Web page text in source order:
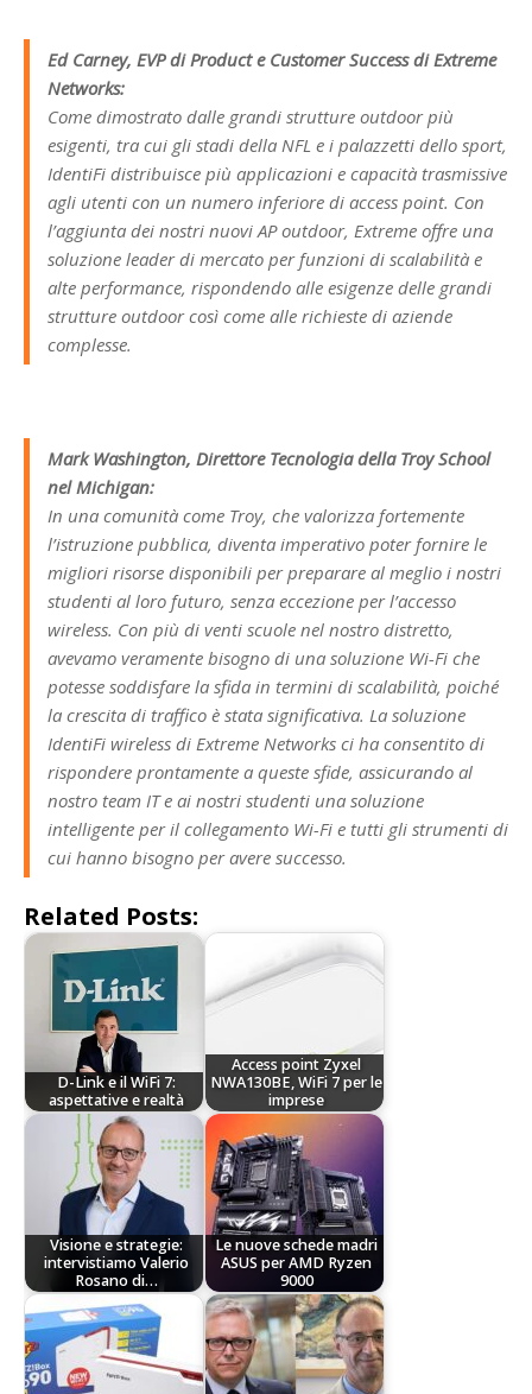
Ed Carney, EVP di Product e Customer Success di Extreme
Networks:
Come dimostrato dalle grandi strutture outdoor più
esigenti, tra cui gli stadi della NFL e i palazzetti dello sport,
IdentiFi distribuisce più applicazioni e capacità trasmissive
agli utenti con un numero inferiore di access point. Con
l’aggiunta dei nostri nuovi AP outdoor, Extreme offre una
soluzione leader di mercato per funzioni di scalabilità e
alte performance, rispondendo alle esigenze delle grandi
strutture outdoor così come alle richieste di aziende
complesse.
Mark Washington, Direttore Tecnologia della Troy School
nel Michigan:
In una comunità come Troy, che valorizza fortemente
l’istruzione pubblica, diventa imperativo poter fornire le
migliori risorse disponibili per preparare al meglio i nostri
studenti al loro futuro, senza eccezione per l’accesso
wireless. Con più di venti scuole nel nostro distretto,
avevamo veramente bisogno di una soluzione Wi-Fi che
potesse soddisfare la sfida in termini di scalabilità, poiché
la crescita di traffico è stata significativa. La soluzione
IdentiFi wireless di Extreme Networks ci ha consentito di
rispondere prontamente a queste sfide, assicurando al
nostro team IT e ai nostri studenti una soluzione
intelligente per il collegamento Wi-Fi e tutti gli strumenti di
cui hanno bisogno per avere successo.
Related Posts:
D-Link e il WiFi 7:
aspettative e realtà
Access point Zyxel
NWA130BE, WiFi 7 per le
imprese
Visione e strategie:
intervistiamo Valerio
Rosano di…
Le nuove schede madri
ASUS per AMD Ryzen
9000